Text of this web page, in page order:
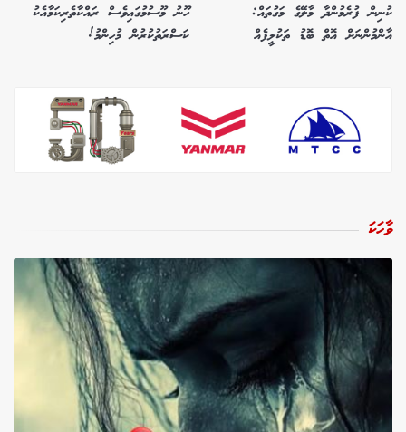
ކުނިން ފުރެމުންދާ މާލޭގެ މަގުތައް:
އާންމުންނަށް އޮތް ބޮޑު ތަކުލީފެއް
ހޫނު މޫސުމުގައިވެސް ރައްކާތެރިކަމާއެކު
ކަސްރަތުކުރުން މުހިންމު!
ވާހަކަ